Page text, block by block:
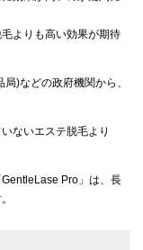
よりも高い効果が期待
)などの政府機関から、
ないエステ脱毛より
Pro」は、長